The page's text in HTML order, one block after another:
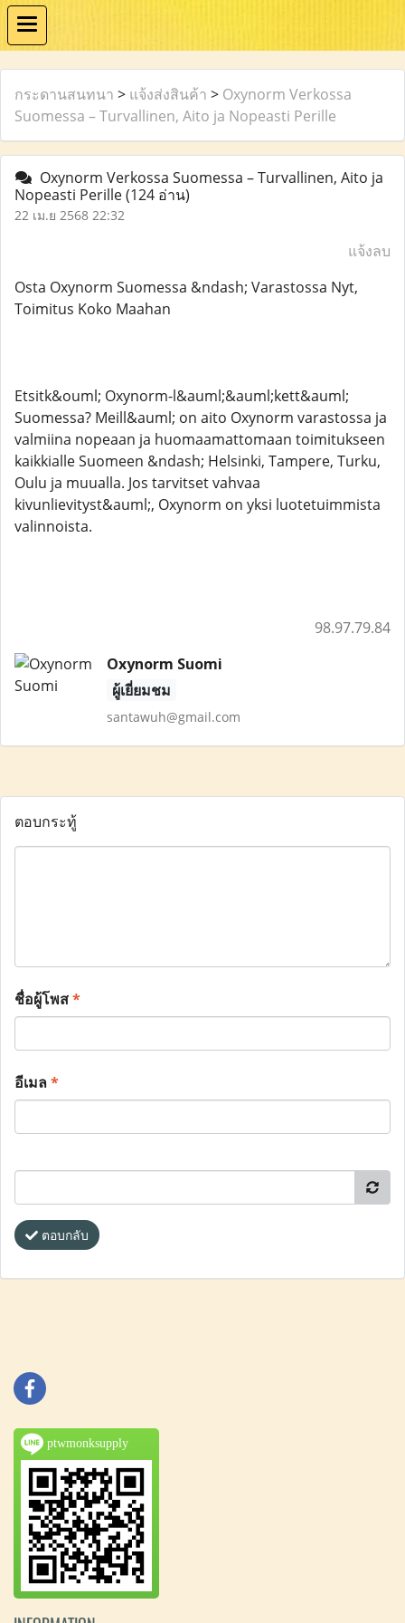
กระดานสนทนา > แจ้งส่งสินค้า > Oxynorm Verkossa
Suomessa – Turvallinen, Aito ja Nopeasti Perille
Oxynorm Verkossa Suomessa – Turvallinen, Aito ja
Nopeasti Perille(124 อ่าน)
22 เม.ย 2568 22:32
แจ้งลบ
Osta Oxynorm Suomessa &ndash; Varastossa Nyt,
Toimitus Koko Maahan
Etsitk&ouml; Oxynorm-l&auml;&auml;kett&auml;
Suomessa? Meill&auml; on aito Oxynorm varastossa ja
valmiina nopeaan ja huomaamattomaan toimitukseen
kaikkialle Suomeen &ndash; Helsinki, Tampere, Turku,
Oulu ja muualla. Jos tarvitset vahvaa
kivunlievityst&auml;, Oxynorm on yksi luotetuimmista
valinnoista.
98.97.79.84
Oxynorm Suomi
ผู้เยี่ยมชม
santawuh@gmail.com
ตอบกระทู้
ชื่อผู้โพส*
อีเมล*
ตอบกลับ
ptwmonksupply